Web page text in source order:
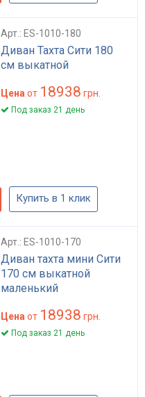
Арт.: ES-1010-180
Диван Тахта Сити 180
см выкатной
Цена от 18938 грн.
Под заказ 21 день
Купить в 1 клик
Арт.: ES-1010-170
Диван тахта мини Сити
170 см выкатной
маленький
Цена от 18938 грн.
Под заказ 21 день